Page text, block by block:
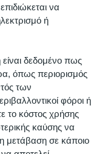
να
ή
δεδομένο πως
όπως περιορισμός
των
φόροι ή
το κόστος χρήσης
καύσης να
μετάβαση σε κάποιο